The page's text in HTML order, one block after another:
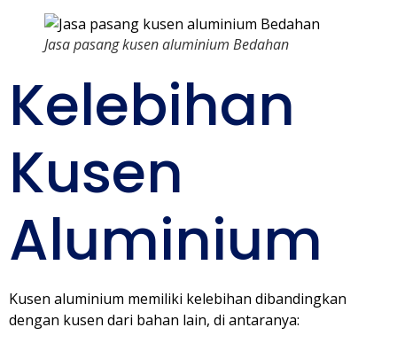
Jasa pasang kusen aluminium Bedahan
Kelebihan
Kusen
Aluminium
Kusen aluminium memiliki kelebihan dibandingkan
dengan kusen dari bahan lain, di antaranya: